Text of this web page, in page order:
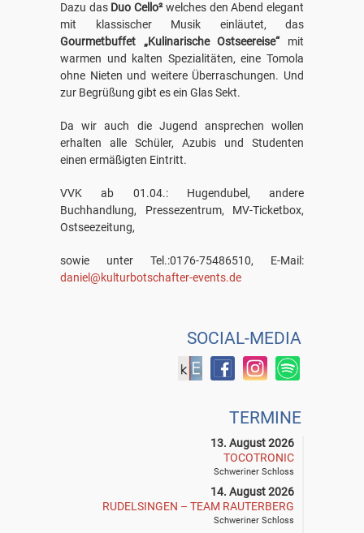
Dazu das Duo Cello²welches den Abend elegant
mit klassischer Musik einläutet, das
Gourmetbuffet „Kulinarische Ostseereise“mit
warmen und kalten Spezialitäten, eine Tomola
ohne Nieten und weitere Überraschungen. Und
zur Begrüßung gibt es ein Glas Sekt.
Da wir auch die Jugend ansprechen wollen
erhalten alle Schüler, Azubis und Studenten
einen ermäßigten Eintritt.
VVK ab 01.04.: Hugendubel, andere
Buchhandlung, Pressezentrum, MV-Ticketbox,
Ostseezeitung,
sowie unter Tel.:0176-75486510, E-Mail:
daniel@kulturbotschafter-events.de
SOCIAL-MEDIA
TERMINE
13. August 2026
TOCOTRONIC
Schweriner Schloss
14. August 2026
RUDELSINGEN – TEAM RAUTERBERG
Schweriner Schloss